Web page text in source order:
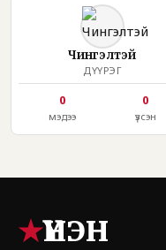
Чингэлтэй
ДҮҮРЭГ
0
мэдээ
0
үзсэн
★ҮНЭН